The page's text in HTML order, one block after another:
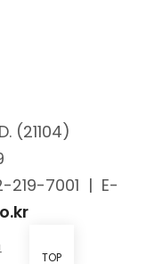
TOP
(21104)
219-7001 | E-